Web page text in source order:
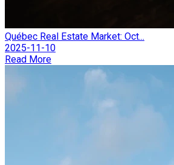
Québec Real Estate Market: Oct...
2025-11-10
Read More